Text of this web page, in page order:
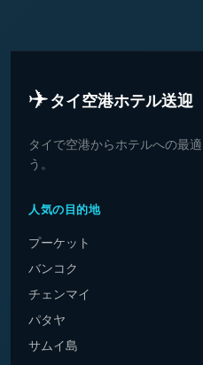
✈️タイ空港ホテル送迎
タイで空港からホテルへの最
う。
人気の目的地
プーケット
バンコク
チェンマイ
パタヤ
サムイ島